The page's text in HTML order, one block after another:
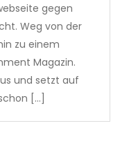
gegen
Weg von der
zu einem
Magazin.
und setzt auf
[…]